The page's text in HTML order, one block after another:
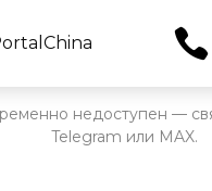
недоступен —
Telegram или MAX.